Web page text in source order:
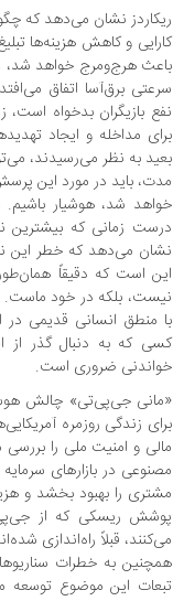
ریکاردز نشان می‌دهد که
کارایی و کاهش هزینه‌ها
باعث هرج‌ومرج خواهد شد،
سرعتی برق‌آسا اتفاق
نفع بازیگران بدخواه است،
برای مداخله و ایجاد
بعید به نظر می‌رسیدند،
مدت، باید در مورد این
خواهد شد، هوشیار
درست زمانی که بیشترین
نشان می‌دهد که خطر این
این است که دقیقاً
نیست، بلکه در خود ماست.
با منطق انسانی قدیمی در
کسی که به دنبال گذر
خواندنی ضروری است.
«مانی جی‌پی‌تی» چالش
برای زندگی روزمره
مالی و امنیت ملی را
مصنوعی در بازارهای
مشتری را بهبود بخشد و
پوشش ریسکی که از
همچنین به خطرات
تبعات این موضوع توسعه